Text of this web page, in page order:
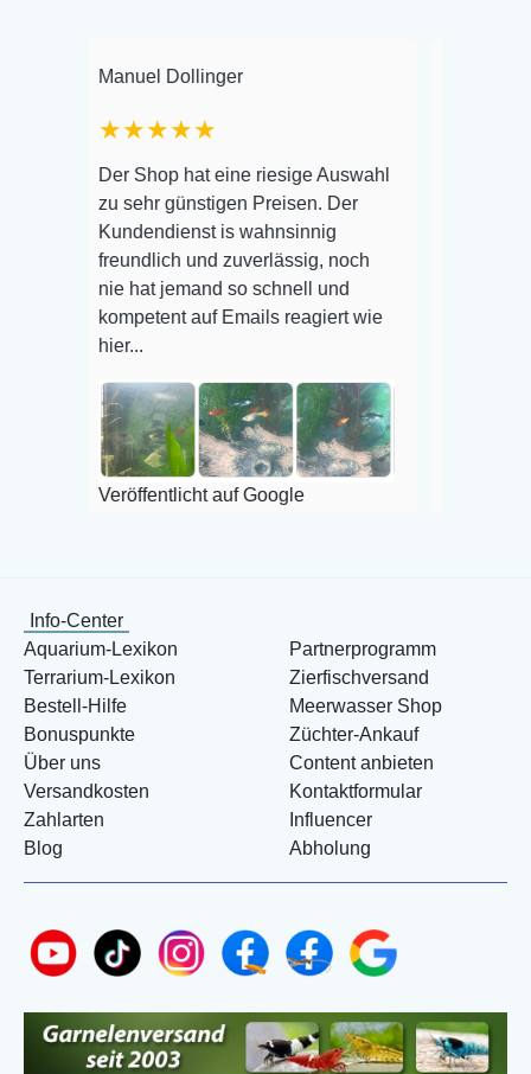
Manuel Dollinger
★★★★★
Der Shop hat eine riesige Auswahl
zu sehr günstigen Preisen. Der
Kundendienst is wahnsinnig
freundlich und zuverlässig, noch
nie hat jemand so schnell und
kompetent auf Emails reagiert wie
Veröffentlicht auf Google
Auswahl plus
super Zustand.
Info-Center
Aquarium-Lexikon
Terrarium-Lexikon
Bestell-Hilfe
Bonuspunkte
Über uns
Versandkosten
Zahlarten
Blog
Partnerprogramm
Zierfischversand
Meerwasser Shop
Züchter-Ankauf
Content anbieten
Kontaktformular
Influencer
Abholung